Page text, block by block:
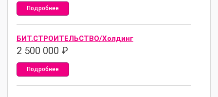
Подробнее
БИТ.СТРОИТЕЛЬСТВО/Холдинг
2 500 000 ₽
Подробнее